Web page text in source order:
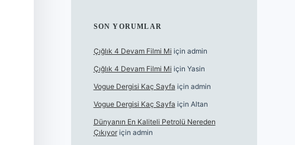
SON YORUMLAR
Çığlık 4 Devam Filmi Mi için admin
Çığlık 4 Devam Filmi Mi için Yasin
Vogue Dergisi Kaç Sayfa için admin
Vogue Dergisi Kaç Sayfa için Altan
Dünyanın En Kaliteli Petrolü Nereden
Çıkıyoriçin admin